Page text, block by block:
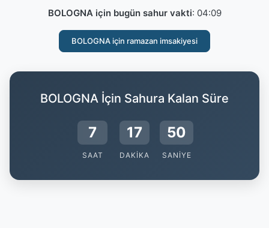
BOLOGNA için bugün sahur vakti: 04:09
BOLOGNA için ramazan imsakiyesi
BOLOGNA İçin Sahura Kalan Süre
7
SAAT
17
DAKIKA
49
SANIYE